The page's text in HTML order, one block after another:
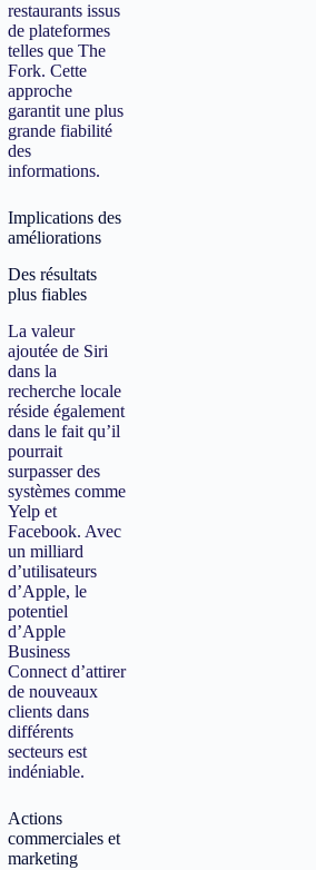
restaurants issus
de plateformes
telles que The
Fork. Cette
approche
garantit une plus
grande fiabilité
des
informations.
Implications des
améliorations
Des résultats
plus fiables
La valeur
ajoutée de Siri
dans la
recherche locale
réside également
dans le fait qu’il
pourrait
surpasser des
systèmes comme
Yelp et
Facebook. Avec
un milliard
d’utilisateurs
d’Apple, le
potentiel
d’Apple
Business
Connect d’attirer
de nouveaux
clients dans
différents
secteurs est
indéniable.
Actions
commerciales et
marketing